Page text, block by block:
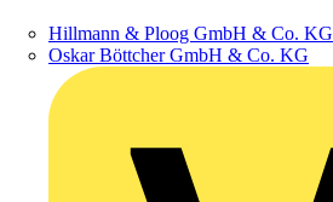
Hillmann & Ploog GmbH & Co. KG
Oskar Böttcher GmbH & Co. KG